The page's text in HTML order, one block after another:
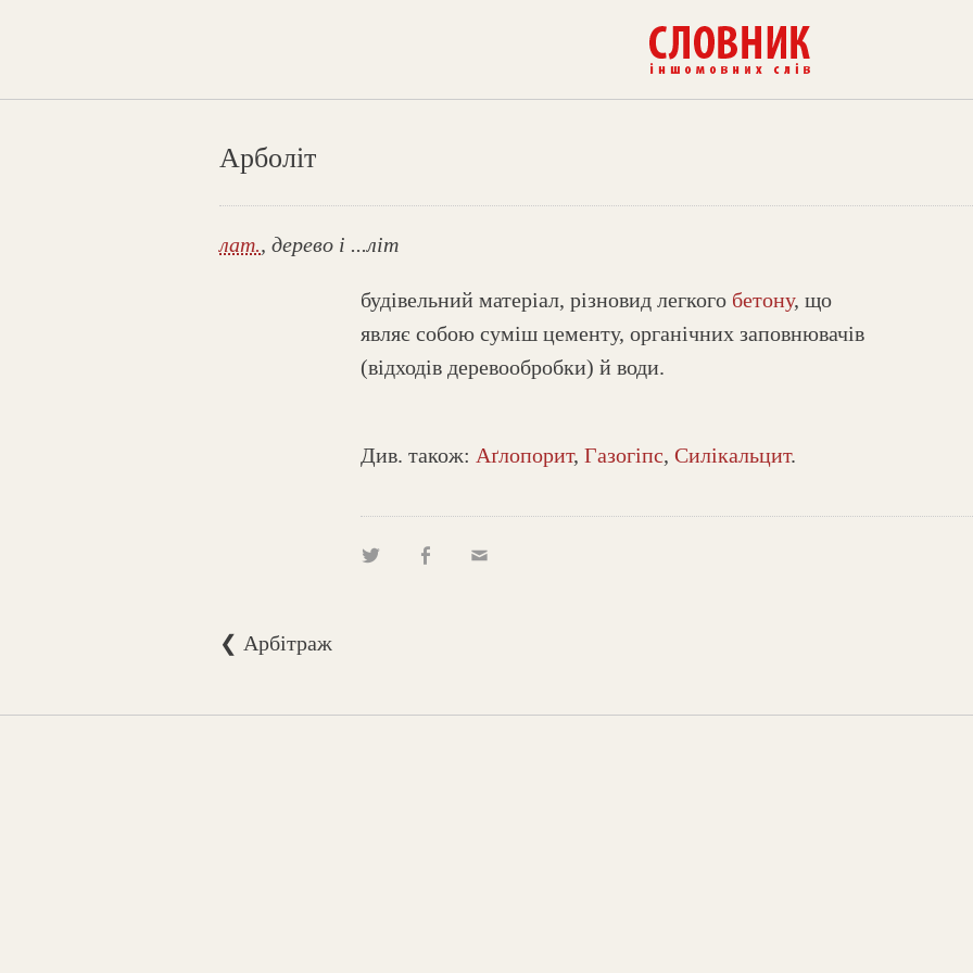
Арболіт
лат., дерево і ...літ
будівельний матеріал, різновид легкого бетону, що
являє собою суміш цементу, органічних заповнювачів
(відходів деревообробки) й води.
Див. також: Аґлопорит, Газогіпс, Силікальцит.
❮ Арбітраж